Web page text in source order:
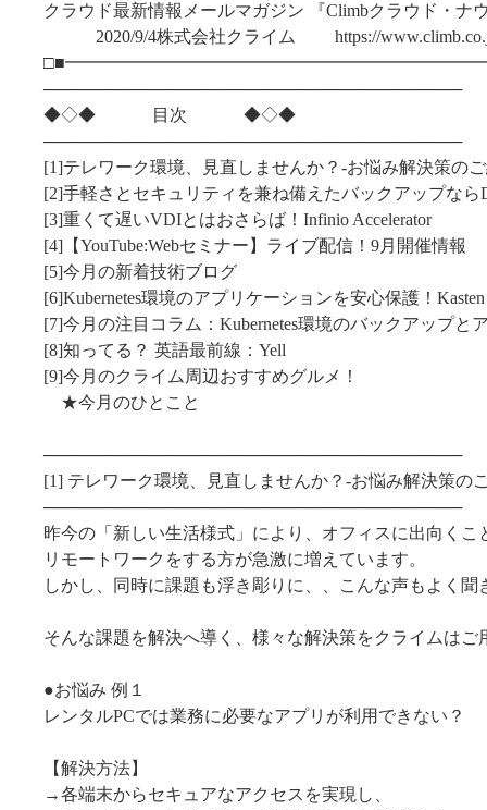
クラウド最新情報メールマガジン 『Climbクラウド・ナ
2020/9/4株式会社クライム https://
───────────────────────────────────
◆◇◆ 目次 ◆◇◆
───────────────────────────────────
[1]テレワーク環境、見直しませんか？-お悩み解決策の
[2]手軽さとセキュリティを兼ね備えたバックアップなら
[3]重くて遅いVDIとはおさらば！Infinio Accelerator
[4]【YouTube:Webセミナー】ライブ配信！9月開催情報
[5]今月の新着技術ブログ
[6]Kubernetes環境のアプリケーションを安心保護！
[7]今月の注目コラム：Kubernetes環境のバックアップと
[8]知ってる？ 英語最前線：Yell
[9]今月のクライム周辺おすすめグルメ！
★今月のひとこと
───────────────────────────────────
[1] テレワーク環境、見直しませんか？-お悩み解決策の
───────────────────────────────────
昨今の「新しい生活様式」により、オフィスに出向くこ
リモートワークをする方が急激に増えています。
しかし、同時に課題も浮き彫りに、、こんな声もよく聞
そんな課題を解決へ導く、様々な解決策をクライムはご
●お悩み 例１
レンタルPCでは業務に必要なアプリが利用できない？
【解決方法】
→各端末からセキュアなアクセスを実現し、